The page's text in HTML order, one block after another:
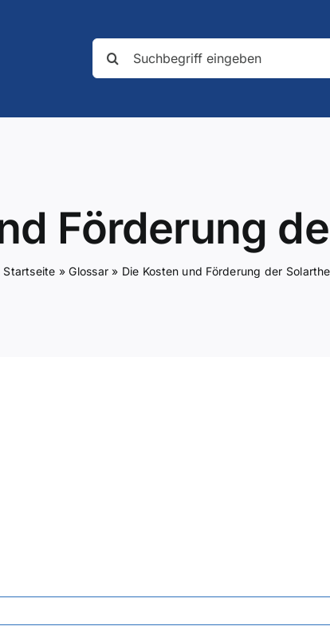
Suche
nach:
Förderung
Startseite »Glossar » Die Kosten und Förderung der